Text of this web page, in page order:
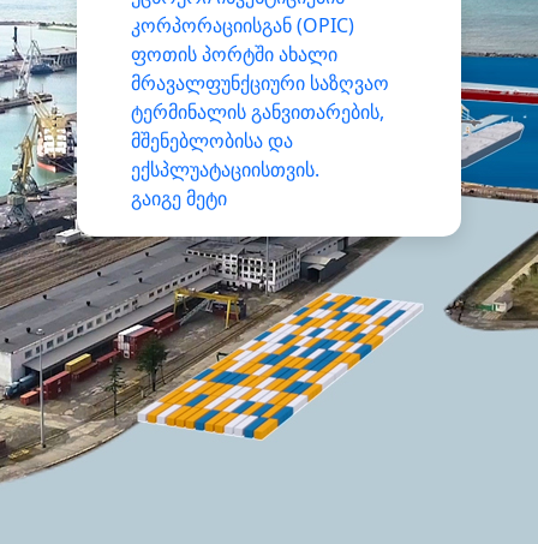
კორპორაციისგან (OPIC)
ფოთის პორტში ახალი
მრავალფუნქციური საზღვაო
ტერმინალის განვითარების,
მშენებლობისა და
ექსპლუატაციისთვის.
გაიგე მეტი